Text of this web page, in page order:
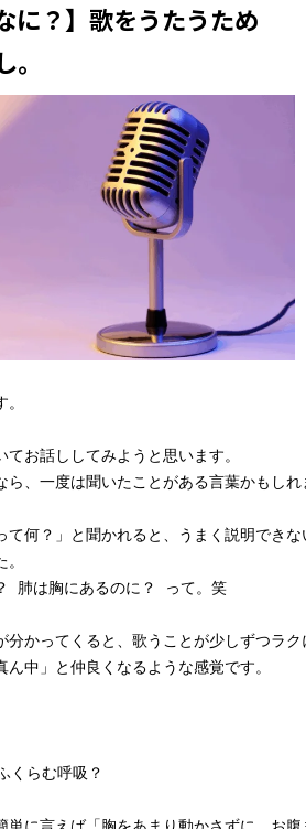
に？】歌をうたうため
お話ししてみようと思います。
ら、一度は聞いたことがある言葉かもしれ
て何？」と聞かれると、うまく説明でき
肺は胸にあるのに？ って。笑
分かってくると、歌うことが少しずつラ
中」と仲良くなるような感覚です。
くらむ呼吸？
単に言えば「胸をあまり動かさずに、お